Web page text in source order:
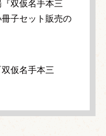
双仮名手本三
子セット販売の
仮名手本三